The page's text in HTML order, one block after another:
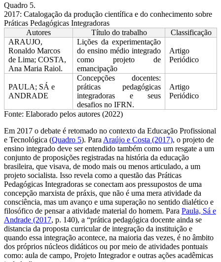
Quadro 5.
2017: Catalogação da produção científica e do conhecimento sobre
Práticas Pedagógicas Integradoras
Autores
Título do trabalho
Classificação
ARAUJO,
Ronaldo Marcos
de Lima; COSTA,
Ana Maria Raiol.
Lições da experimentação
do ensino médio integrado
como projeto de
emancipação
Artigo
Periódico
PAULA; SÁ e
ANDRADE
Concepções docentes:
práticas pedagógicas
integradoras e seus
desafios no IFRN.
Artigo
Periódico
Fonte: Elaborado pelos autores (2022)
Em 2017 o debate é retomado no contexto da Educação Profissional
e Tecnológica (Quadro 5). Para Araújo e Costa (2017), o projeto de
ensino integrado deve ser entendido também como um resgate a um
conjunto de proposições registradas na história da educação
brasileira, que visava, de modo mais ou menos articulado, a um
projeto socialista. Isso revela como a questão das Práticas
Pedagógicas Integradoras se conectam aos pressupostos de uma
concepção marxista de práxis, que não é uma mera atividade da
consciência, mas um avanço e uma superação no sentido dialético e
filosófico de pensar a atividade material do homem. Para Paula, Sá e
Andrade (2017, p. 140), a “prática pedagógica docente ainda se
distancia da proposta curricular de integração da instituição e
quando essa integração acontece, na maioria das vezes, é no âmbito
dos próprios núcleos didáticos ou por meio de atividades pontuais
como: aula de campo, Projeto Integrador e outras ações acadêmicas